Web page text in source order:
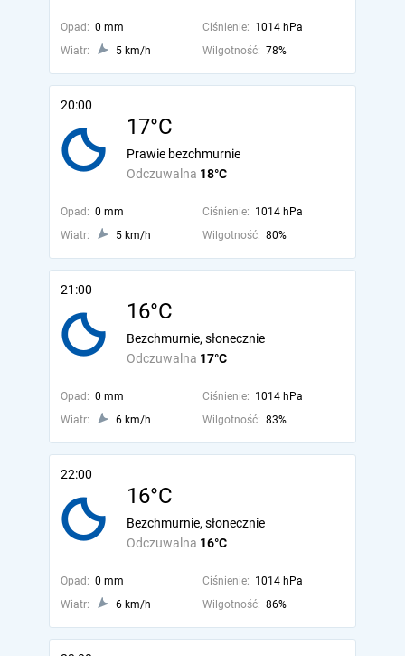
Opad: 0 mm Ciśnienie: 1014 hPa
Wiatr:
5 km/h Wilgotność: 78%
20:00
17°C
Odczuwalna 18°C
Prawie bezchmurnie
Opad: 0 mm Ciśnienie: 1014 hPa
Wiatr:
5 km/h Wilgotność: 80%
21:00
16°C
Odczuwalna 17°C
Bezchmurnie, słonecznie
Opad: 0 mm Ciśnienie: 1014 hPa
Wiatr:
6 km/h Wilgotność: 83%
22:00
16°C
Odczuwalna 16°C
Bezchmurnie, słonecznie
Opad: 0 mm Ciśnienie: 1014 hPa
Wiatr:
6 km/h Wilgotność: 86%